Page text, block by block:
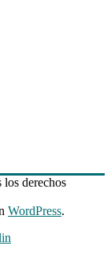
los derechos
WordPress.